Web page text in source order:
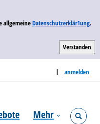
allgemeineDatenschutzerklär1ung.
| anmelden
Sprache auswählen
Mehr